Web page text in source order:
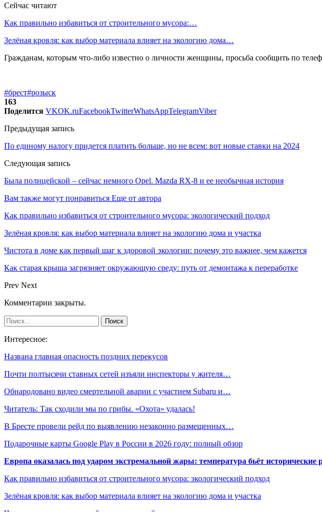
Сейчас читают
Как правильно избавиться от строительного мусора:…
Зелёная кровля: как выбор материала влияет на экологию дома…
Гражданам, которым что-либо известно о личности женщины, просьба сообщить по
#брест#розыск
163
Поделится VKOK.ruFacebookTwitterWhatsAppTelegramViber
Предыдущая запись
По единому налогу придется платить больше, но не всем: вот новые ставки на 2024
Следующая запись
Была полицейской – сейчас немного Opel. Mazda RX-8 и ее необычная история
Вам также могут понравиться Еще от автора
Как правильно избавиться от строительного мусора: экологический подход
Зелёная кровля: как выбор материала влияет на экологию дома и участка
Чистота в доме как первый шаг к здоровой экологии: почему это важнее, чем кажется
Как старая крыша загрязняет окружающую среду: путь от демонтажа к переработке
Prev Next
Комментарии закрыты.
Интересное:
Названа главная опасность поздних перекусов
Почти полтысячи ставных сетей изъяли инспекторы у жителя…
Обнародовано видео смертельной аварии с участием Subaru и…
Читатель: Так сходили мы по грибы. «Охота» удалась!
В Бресте провели рейд по выявлению незаконно размещенных…
Подарочные карты Google Play в России в 2026 году: полный обзор
Европа оказалась под ударом экстремальной жары: температура бьёт исторические
Как правильно избавиться от строительного мусора: экологический подход
Зелёная кровля: как выбор материала влияет на экологию дома и участка